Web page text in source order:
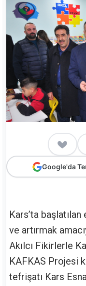
Google'da
Kars’ta
ve artırmak
Akılcı Fikirlerle
KAFKAS Projesi
tefrişatı Kars